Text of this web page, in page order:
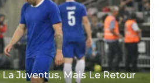
Juventus, Mais Le Retour